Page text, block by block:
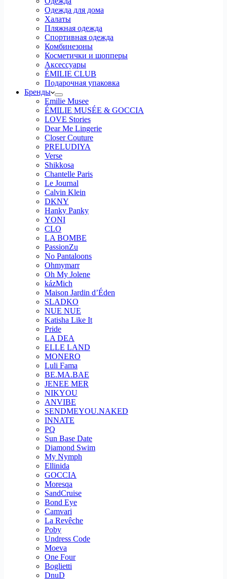
Одежда для дома
Халаты
Пляжная одежда
Спортивная одежда
Комбинезоны
Косметички и шопперы
Аксессуары
ÉMILIE CLUB
Подарочная упаковка
Бренды
Emilie Musee
ÉMILIE MUSÉE & GOCCIA
LOVE Stories
Dear Me Lingerie
Closer Couture
PRELUDIYA
Verse
Shikkosa
Chantelle Paris
Le Journal
Calvin Klein
DKNY
Hanky Panky
YONI
CLO
LA BOMBE
PassionZu
No Pantaloons
Ohmymarr
Oh My Jolene
kázMich
Maison Jardin d’Éden
SLADKO
NUE NUE
Katisha Like It
Pride
LA DEA
ELLE LAND
MONERO
Luli Fama
BE.MA.BAE
JENEE MER
NIKYOU
ANVIBE
SENDMEYOU.NAKED
INNATE
PQ
Sun Base Date
Diamond Swim
My Nymph
Ellinida
GOCCIA
Moresqa
SandCruise
Bond Eye
Camvari
La Revêche
Poby
Undress Code
Moeva
One Four
Boglietti
DnuD